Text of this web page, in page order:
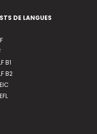
DE LANGUES
B1
B2